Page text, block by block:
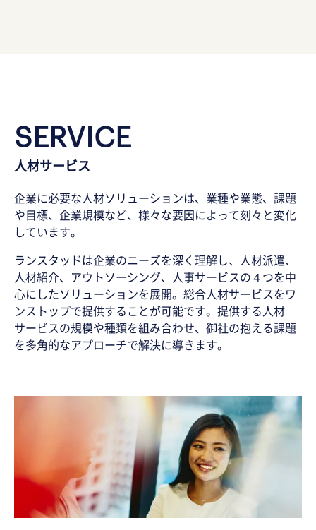
SERVICE
人材サービス
企業に必要な人材ソリューションは、業種や業態、課題
や目標、企業規模など、様々な要因によって刻々と変化
しています。
ランスタッドは企業のニーズを深く理解し、人材派遣、
人材紹介、アウトソーシング、人事サービスの４つを中
心にしたソリューションを展開。総合人材サービスをワ
ンストップで提供することが可能です。提供する人材
サービスの規模や種類を組み合わせ、御社の抱える課題
を多角的なアプローチで解決に導きます。